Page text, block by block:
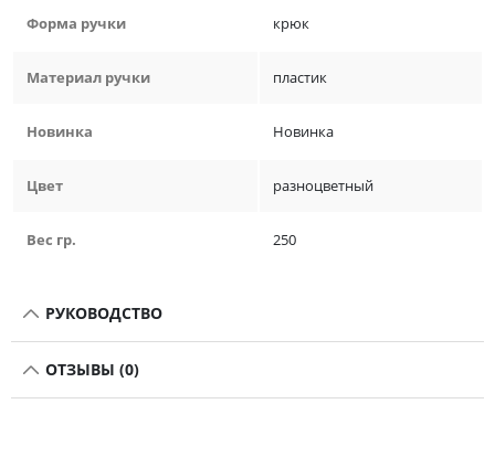
Форма ручки крюк
Материал ручки пластик
Новинка Новинка
Цвет разноцветный
Вес гр. 250
РУКОВОДСТВО
ОТЗЫВЫ (0)